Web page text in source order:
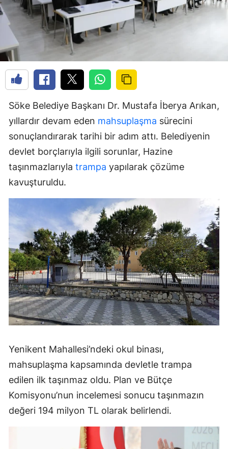
Söke Belediye Başkanı Dr. Mustafa İberya Arıkan,
yıllardır devam eden mahsuplaşma sürecini
sonuçlandırarak tarihi bir adım attı. Belediyenin
devlet borçlarıyla ilgili sorunlar, Hazine
taşınmazlarıyla trampa yapılarak çözüme
kavuşturuldu.
Yenikent Mahallesi’ndeki okul binası,
mahsuplaşma kapsamında devletle trampa
edilen ilk taşınmaz oldu. Plan ve Bütçe
Komisyonu’nun incelemesi sonucu taşınmazın
değeri 194 milyon TL olarak belirlendi.